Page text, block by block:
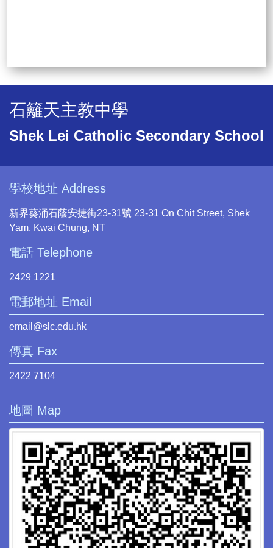
石籬天主教中學
Shek Lei Catholic Secondary School
學校地址 Address
新界葵涌石蔭安捷街23-31號 23-31 On Chit Street, Shek
Yam, Kwai Chung, NT
電話 Telephone
2429 1221
電郵地址 Email
email@slc.edu.hk
傳真 Fax
2422 7104
地圖 Map